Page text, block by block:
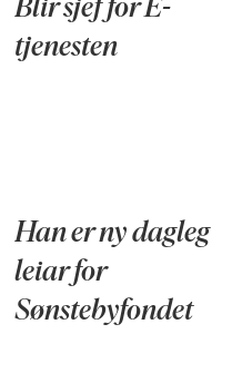
Blir sjef for E-
tjenesten
Han er ny dagleg
leiar for
Sønstebyfondet